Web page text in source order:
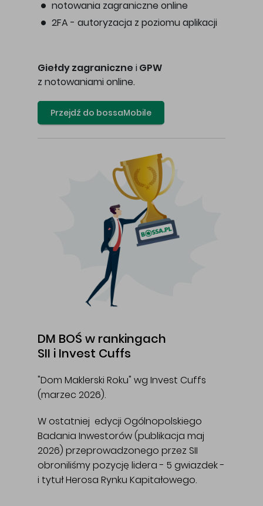
notowania zagraniczne online
2FA - autoryzacja z poziomu aplikacji
Giełdy zagraniczne i GPW
z notowaniami online.
Przejdź do bossaMobile
DM BOŚ w rankingach
SII i Invest Cuffs
"Dom Maklerski Roku" wg Invest Cuffs
(marzec 2026).
W ostatniej edycji Ogólnopolskiego
Badania Inwestorów (publikacja maj
2026) przeprowadzonego przez SII
obroniliśmy pozycję lidera - 5 gwiazdek -
i tytuł Herosa Rynku Kapitałowego.